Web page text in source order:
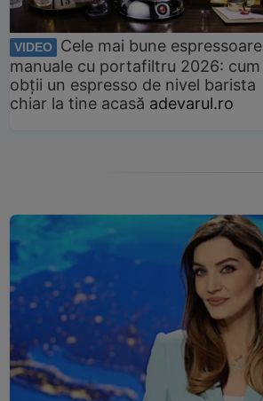
VIDEO
Cele mai bune espressoare
manuale cu portafiltru 2026: cum
obții un espresso de nivel barista
chiar la tine acasă adevarul.ro